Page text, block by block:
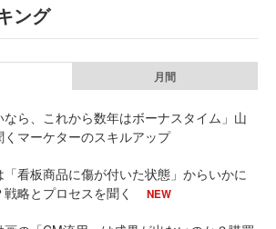
ング
月間
なら、これから数年はボーナスタイム」山
くマーケターのスキルアップ
看板商品に傷が付いた状態」からいかに
略とプロセスを聞く
NEW